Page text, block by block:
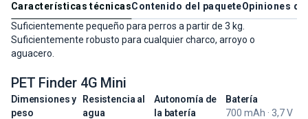
Características técnicasContenido del paqueteOpiniones
Suficientemente pequeño para perros a partir de 3 kg.
Suficientemente robusto para cualquier charco, arroyo o
aguacero.
PET Finder 4G Mini
Dimensiones y
peso
Resistencia al
agua
Autonomía de
la batería
Batería
700 mAh · 3,7 V